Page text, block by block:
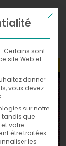
Ce
Certains sont
site Web et
donner
vous devez
sur notre
tandis que
votre
être traitées
les